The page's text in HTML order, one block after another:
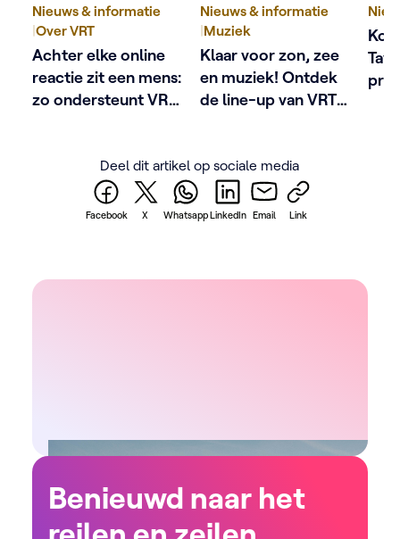
Nieuws & informatie
|Over VRT
Achter elke online
reactie zit een mens:
zo ondersteunt VRT
Nieuws & informatie
|Muziek
Klaar voor zon, zee
en muziek! Ontdek
de line-up van VRT
Deel dit artikel op sociale media
Facebook X WhatsappLinkedIn Email Link
Benieuwd naar het